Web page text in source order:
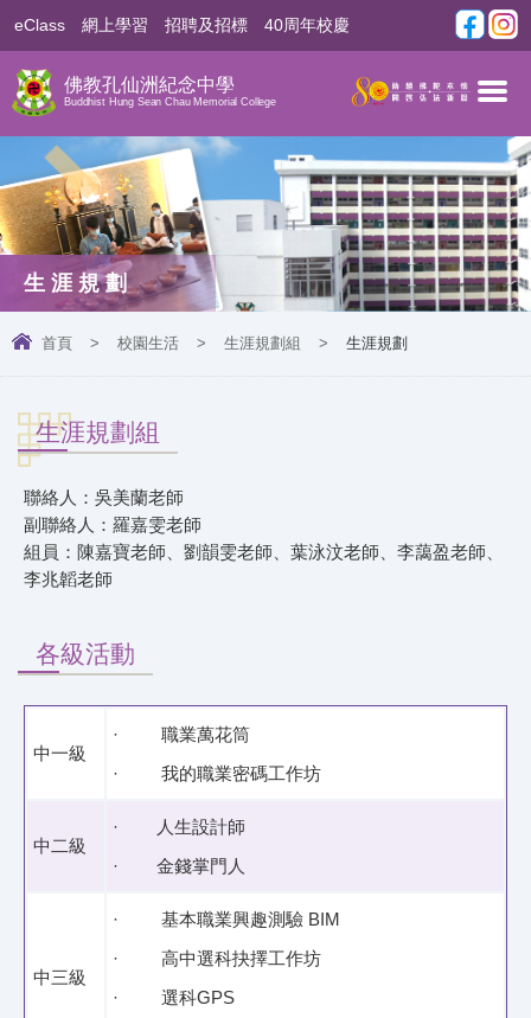
佛教孔仙洲紀念中學
Buddhist Hung Sean Chau Memorial College
eClass 網上學習 招聘及招標 40周年校慶
生涯規劃
首頁 > 校園生活 > 生涯規劃組 > 生涯規劃
生涯規劃組
聯絡人：吳美蘭老師
副聯絡人：羅嘉雯老師
組員：陳嘉寶老師、劉韻雯老師、葉泳汶老師、李藹盈老師、
李兆韜老師
各級活動
中一級
· 職業萬花筒
· 我的職業密碼工作坊
中二級
· 人生設計師
· 金錢掌門人
中三級
· 基本職業興趣測驗 BIM
· 高中選科抉擇工作坊
· 選科GPS